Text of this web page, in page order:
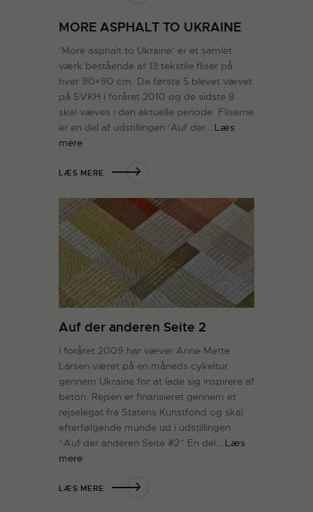
MORE ASPHALT TO UKRAINE
‘More asphalt to Ukraine’ er et samlet
værk bestående af 13 tekstile fliser på
hver 90×90 cm. De første 5 blevet vævet
på SVKH i foråret 2010 og de sidste 8
skal væves i den aktuelle periode. Fliserne
er en del af udstillingen ‘Auf der… Læs
mere
LÆS MERE
Auf der anderen Seite 2
I foråret 2009 har væver Anne Mette
Larsen været på en måneds cykeltur
gennem Ukraine for at lade sig inspirere af
beton. Rejsen er finansieret gennem et
rejselegat fra Statens Kunstfond og skal
efterfølgende munde ud i udstillingen
“Auf der anderen Seite #2” En del… Læs
mere
LÆS MERE